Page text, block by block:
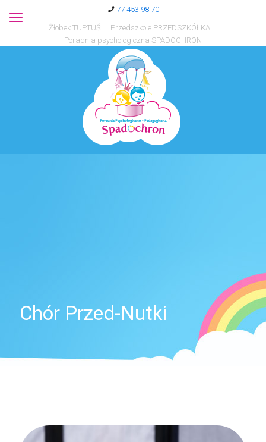
77 453 98 70
Żłobek TUPTUŚ
Przedszkole PRZEDSZKÓŁKA
Poradnia psychologiczna SPADOCHRON
Chór Przed-Nutki